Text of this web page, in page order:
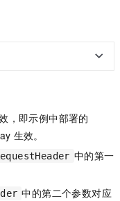
，即示例中部署的
生效。
中的第一
中的第二个参数对应